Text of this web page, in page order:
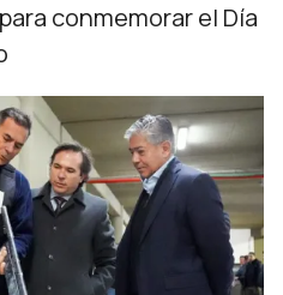
conmemorar el Día